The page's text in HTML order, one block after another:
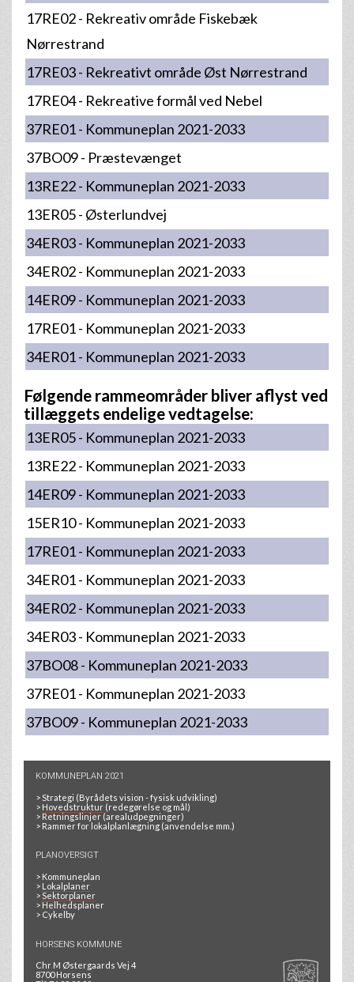
17RE02 - Rekreativ område Fiskebæk
Nørrestrand
17RE03 - Rekreativt område Øst Nørrestrand
17RE04 - Rekreative formål ved Nebel
37RE01 - Kommuneplan 2021-2033
37BO09 - Præstevænget
13RE22 - Kommuneplan 2021-2033
13ER05 - Østerlundvej
34ER03 - Kommuneplan 2021-2033
34ER02 - Kommuneplan 2021-2033
14ER09 - Kommuneplan 2021-2033
17RE01 - Kommuneplan 2021-2033
34ER01 - Kommuneplan 2021-2033
Følgende rammeområder bliver aflyst ved
tillæggets endelige vedtagelse:
13ER05 - Kommuneplan 2021-2033
13RE22 - Kommuneplan 2021-2033
14ER09 - Kommuneplan 2021-2033
15ER10 - Kommuneplan 2021-2033
17RE01 - Kommuneplan 2021-2033
34ER01 - Kommuneplan 2021-2033
34ER02 - Kommuneplan 2021-2033
34ER03 - Kommuneplan 2021-2033
37BO08 - Kommuneplan 2021-2033
37RE01 - Kommuneplan 2021-2033
37BO09 - Kommuneplan 2021-2033
KOMMUNEPLAN 2021
> Strategi (Byrådets vision - fysisk udvikling)
> Hovedstruktur (redegørelse og mål)
>Retningslinjer(arealudpegninger)
> Rammer for lokalplanlægning (anvendelse mm.)
PLANOVERSIGT
> Kommuneplan
> Lokalplaner
> Sektorplaner
> Helhedsplaner
> Cykelby
HORSENS KOMMUNE
Chr M Østergaards Vej 4
8700 Horsens